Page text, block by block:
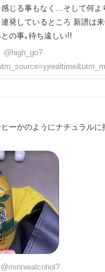
じる事もなく…そして何よ
発しているところ 新譜は
の事｡待ち遠しい!!
@high_go?
ヒーかのようにナチュラルに
@minniealcohol?